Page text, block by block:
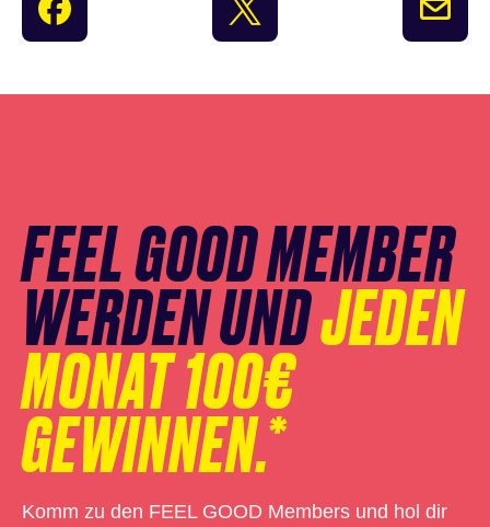
FEEL GOOD MEMBER
WERDEN UNDJEDEN
MONAT 100€
GEWINNEN.*
Komm zu den FEEL GOOD Members und hol dir